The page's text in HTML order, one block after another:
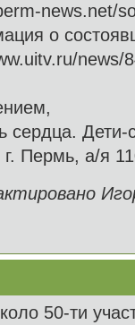
news.net/
о
news/
сердца. Дети-
г. Пермь, а/я
50-ти